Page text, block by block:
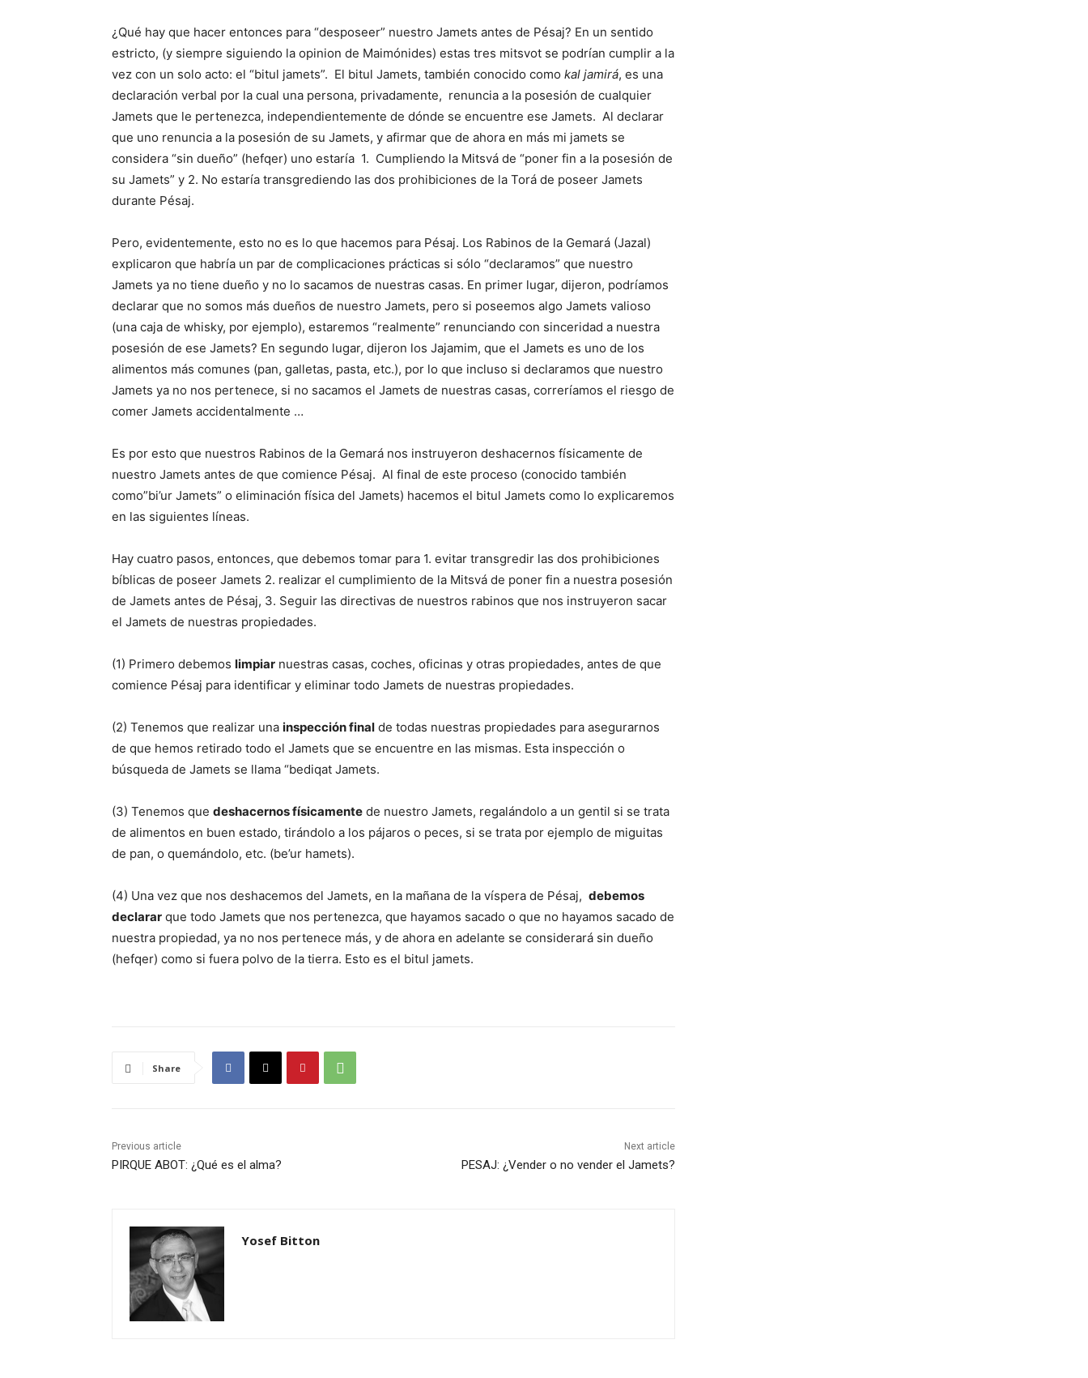
¿Qué hay que hacer entonces para “desposeer” nuestro Jamets antes de Pésaj? En un sentido
estricto, (y siempre siguiendo la opinion de Maimónides) estas tres mitsvot se podrían cumplir a la
vez con un solo acto: el “bitul jamets”. El bitul Jamets, también conocido como kal jamirá, es una
declaración verbal por la cual una persona, privadamente, renuncia a la posesión de cualquier
Jamets que le pertenezca, independientemente de dónde se encuentre ese Jamets. Al declarar
que uno renuncia a la posesión de su Jamets, y afirmar que de ahora en más mi jamets se
considera “sin dueño” (hefqer) uno estaría 1. Cumpliendo la Mitsvá de “poner fin a la posesión de
su Jamets” y 2. No estaría transgrediendo las dos prohibiciones de la Torá de poseer Jamets
durante Pésaj.
Pero, evidentemente, esto no es lo que hacemos para Pésaj. Los Rabinos de la Gemará (Jazal)
explicaron que habría un par de complicaciones prácticas si sólo “declaramos” que nuestro
Jamets ya no tiene dueño y no lo sacamos de nuestras casas. En primer lugar, dijeron, podríamos
declarar que no somos más dueños de nuestro Jamets, pero si poseemos algo Jamets valioso
(una caja de whisky, por ejemplo), estaremos “realmente” renunciando con sinceridad a nuestra
posesión de ese Jamets? En segundo lugar, dijeron los Jajamim, que el Jamets es uno de los
alimentos más comunes (pan, galletas, pasta, etc.), por lo que incluso si declaramos que nuestro
Jamets ya no nos pertenece, si no sacamos el Jamets de nuestras casas, correríamos el riesgo de
comer Jamets accidentalmente …
Es por esto que nuestros Rabinos de la Gemará nos instruyeron deshacernos físicamente de
nuestro Jamets antes de que comience Pésaj. Al final de este proceso (conocido también
como”bi’ur Jamets” o eliminación física del Jamets) hacemos el bitul Jamets como lo explicaremos
en las siguientes líneas.
Hay cuatro pasos, entonces, que debemos tomar para 1. evitar transgredir las dos prohibiciones
bíblicas de poseer Jamets 2. realizar el cumplimiento de la Mitsvá de poner fin a nuestra posesión
de Jamets antes de Pésaj, 3. Seguir las directivas de nuestros rabinos que nos instruyeron sacar
el Jamets de nuestras propiedades.
(1) Primero debemos limpiar nuestras casas, coches, oficinas y otras propiedades, antes de que
comience Pésaj para identificar y eliminar todo Jamets de nuestras propiedades.
(2) Tenemos que realizar una inspección final de todas nuestras propiedades para asegurarnos
de que hemos retirado todo el Jamets que se encuentre en las mismas. Esta inspección o
búsqueda de Jamets se llama “bediqat Jamets.
(3) Tenemos que deshacernos físicamente de nuestro Jamets, regalándolo a un gentil si se trata
de alimentos en buen estado, tirándolo a los pájaros o peces, si se trata por ejemplo de miguitas
de pan, o quemándolo, etc. (be’ur hamets).
(4) Una vez que nos deshacemos del Jamets, en la mañana de la víspera de Pésaj, debemos
declarar que todo Jamets que nos pertenezca, que hayamos sacado o que no hayamos sacado de
nuestra propiedad, ya no nos pertenece más, y de ahora en adelante se considerará sin dueño
(hefqer) como si fuera polvo de la tierra. Esto es el bitul jamets.
Share
Previous article
PIRQUE ABOT: ¿Qué es el alma?
Next article
PESAJ: ¿Vender o no vender el Jamets?
Yosef Bitton